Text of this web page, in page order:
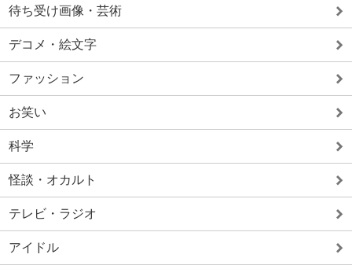
待ち受け画像・芸術
デコメ・絵文字
ファッション
お笑い
科学
怪談・オカルト
テレビ・ラジオ
アイドル